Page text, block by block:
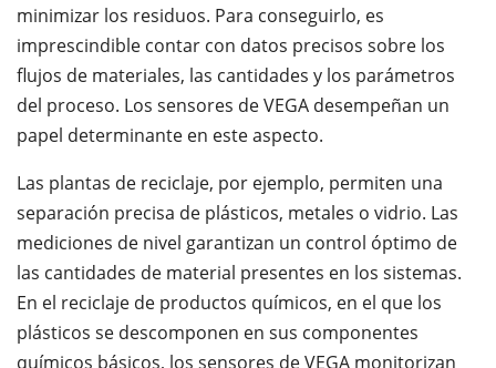
minimizar los residuos. Para conseguirlo, es
imprescindible contar con datos precisos sobre los
flujos de materiales, las cantidades y los parámetros
del proceso. Los sensores de VEGA desempeñan un
papel determinante en este aspecto.
Las plantas de reciclaje, por ejemplo, permiten una
separación precisa de plásticos, metales o vidrio. Las
mediciones de nivel garantizan un control óptimo de
las cantidades de material presentes en los sistemas.
En el reciclaje de productos químicos, en el que los
plásticos se descomponen en sus componentes
químicos básicos, los sensores de VEGA monitorizan